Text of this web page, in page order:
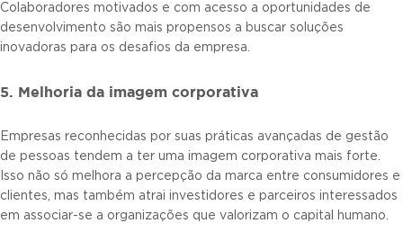
Colaboradores motivados e com acesso a oportunidades de
desenvolvimento são mais propensos a buscar soluções
inovadoras para os desafios da empresa.
5. Melhoria da imagem corporativa
Empresas reconhecidas por suas práticas avançadas de gestão
de pessoas tendem a ter uma imagem corporativa mais forte.
Isso não só melhora a percepção da marca entre consumidores e
clientes, mas também atrai investidores e parceiros interessados
em associar-se a organizações que valorizam o capital humano.